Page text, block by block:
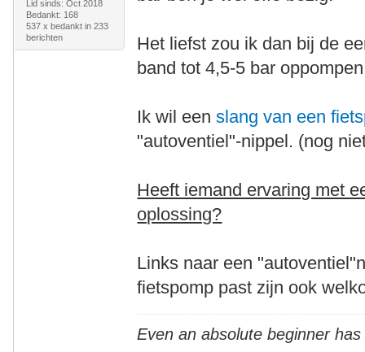
Lid sinds: Oct 2018
Bedankt: 168
537 x bedankt in 233
berichten
Het liefst zou ik dan bij de
band tot 4,5-5 bar
Ik wil eenslang van een
"autoventiel"-nippel. (nog
Heeft iemand ervaring met
oplossing?
Links naar een
fietspomp past zijn ook
Even an absolute beginner